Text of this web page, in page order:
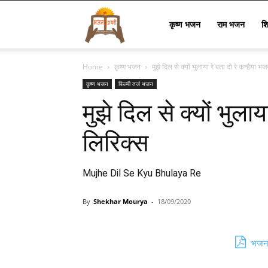
Lyrics
कृष्ण भजन राम भजन
Home कृष्ण भजन मुझे दिल से क्यों भुलाया रे बता दो रे कन्हैया
कृष्ण भजन फिल्मी तर्ज भजन
मुझे दिल से क्यों
लिरिक्स
Mujhe Dil Se Kyu Bhulaya Re
By Shekhar Mourya - 18/09/2020
भजन